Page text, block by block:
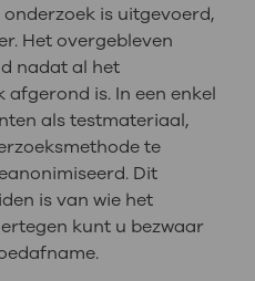
is uitgevoerd,
Het overgebleven
nadat al het
is. In een enkel
als testmateriaal,
te
Dit
is van wie het
kunt u bezwaar